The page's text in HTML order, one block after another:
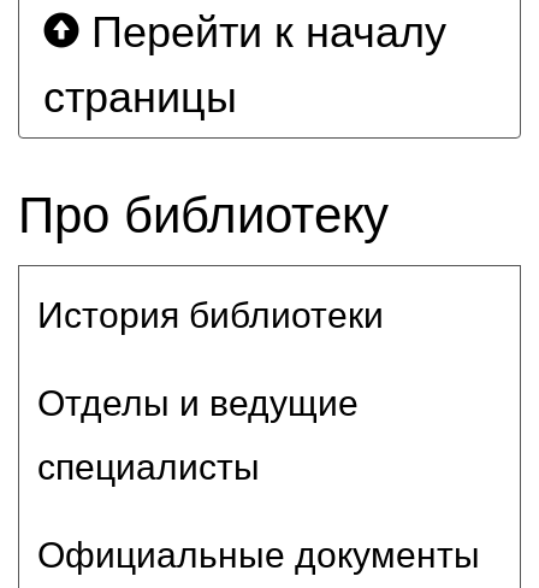
Перейти к началу
страницы
Про библиотеку
История библиотеки
Отделы и ведущие
специалисты
Официальные документы